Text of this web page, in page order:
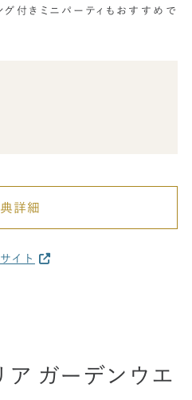
グ付きミニパーティもおすすめで
詳細
イト
ア ガーデンウエ